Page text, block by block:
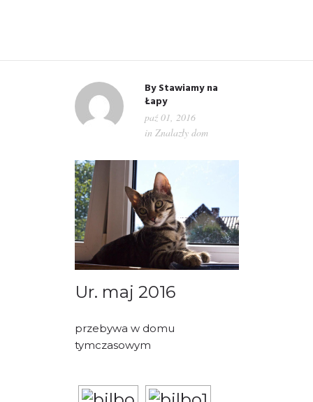
PRZYJACIELE
ByStawiamy na
Łapy
paź 01, 2016
in Znalazły dom
Ur. maj 2016
przebywa w domu
tymczasowym